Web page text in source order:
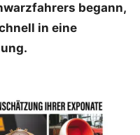
begann,
in eine